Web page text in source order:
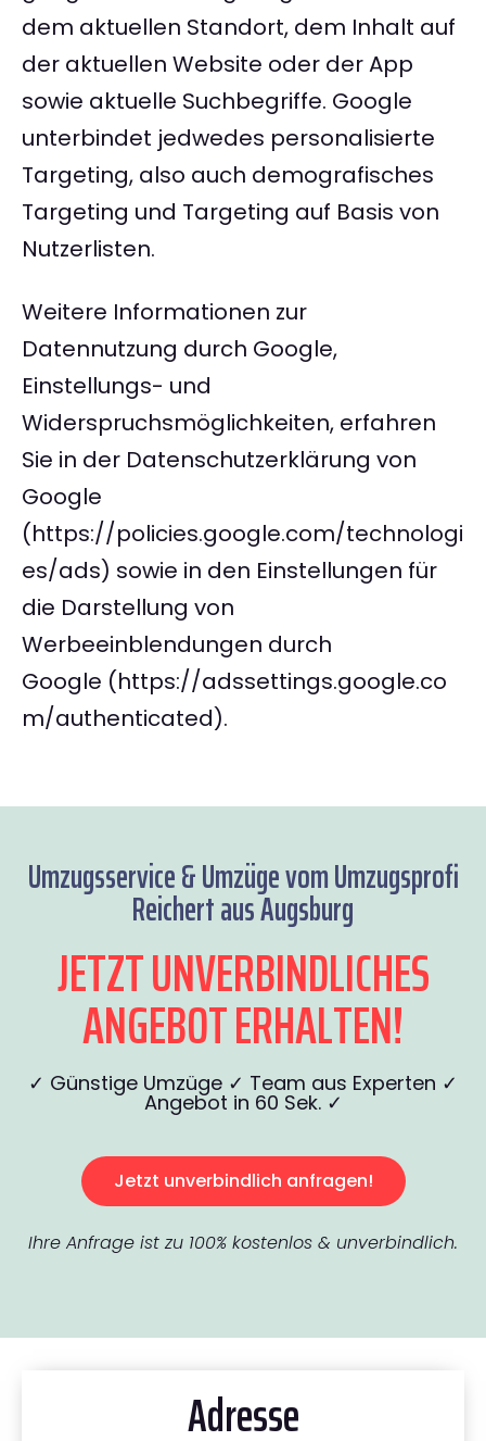
dem aktuellen Standort, dem Inhalt auf
der aktuellen Website oder der App
sowie aktuelle Suchbegriffe. Google
unterbindet jedwedes personalisierte
Targeting, also auch demografisches
Targeting und Targeting auf Basis von
Nutzerlisten.
Weitere Informationen zur
Datennutzung durch Google,
Einstellungs- und
Widerspruchsmöglichkeiten, erfahren
Sie in der Datenschutzerklärung von
Google
(https://policies.google.com/technologi
es/ads) sowie in den Einstellungen für
die Darstellung von
Werbeeinblendungen durch
Google (https://adssettings.google.co
m/authenticated).
Umzugsservice & Umzüge vom Umzugsprofi
Reichert aus Augsburg
JETZT UNVERBINDLICHES
ANGEBOT ERHALTEN!
✓ Günstige Umzüge ✓ Team aus Experten ✓
Angebot in 60 Sek. ✓
Jetzt unverbindlich anfragen!
Ihre Anfrage ist zu 100% kostenlos & unverbindlich.
Adresse